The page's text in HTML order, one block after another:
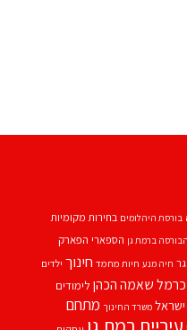
בורסת היהלומים בחירות מקומיות
הבורסה ברמת גן הספארי הפארק
חיה מנע חיות מחמד חינוך ילדים
כרמל שאמה הכהן לימודים
משרד החינוך מתחם